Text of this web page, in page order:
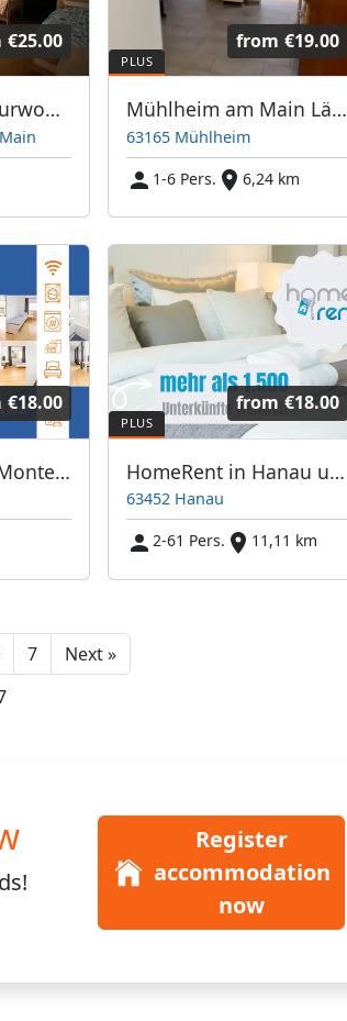
€25.00
Frankfurt Monteurwohnung
from €19.00
Mühlheim am Main Lämmerspiel
63165 Mühlheim
1-6 Pers.
6,24 km
€18.00
⭐ Easystay24 - Monteurwohnungen Dreieich
from €18.00
HomeRent in Hanau und Umgebung
63452 Hanau
2-61 Pers.
11,11 km
7 Next »Next
Register
accommodation
now